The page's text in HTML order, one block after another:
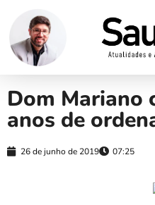
Dom Mariano
anos de
26 de junho de 2019 07:25